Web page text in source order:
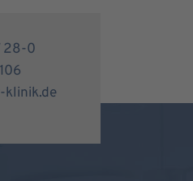
28-0
klinik.de